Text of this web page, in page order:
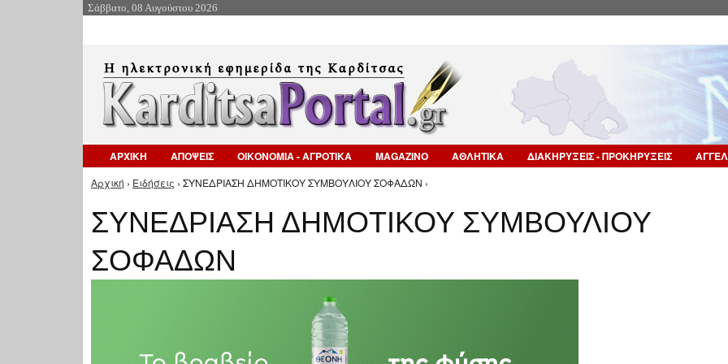
Σάββατο, 08 Αυγούστου 2026
ΑΡΧΙΚΗ ΑΠΟΨΕΙΣ ΟΙΚΟΝΟΜΙΑ - ΑΓΡΟΤΙΚΑ MAGAZINO ΑΘΛΗΤΙΚΑ ΔΙΑΚΗΡΥΞΕΙΣ - ΠΡΟΚΗΡΥΞΕΙΣ
Είστε εδώ
Αρχική › Ειδήσεις › ΣΥΝΕΔΡΙΑΣΗ ΔΗΜΟΤΙΚΟΥ ΣΥΜΒΟΥΛΙΟΥ ΣΟΦΑΔΩΝ ›
ΣΥΝΕΔΡΙΑΣΗ ΔΗΜΟΤΙΚΟΥ ΣΥΜΒΟΥΛΙΟΥ
ΣΟΦΑΔΩΝ